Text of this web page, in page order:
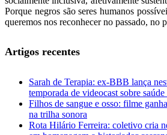
Porque negros são seres humanos
queremos nos reconhecer no passado, no
Artigos recentes
Sarah de Terapia: ex-BBB lança
temporada de videocast sobre saúde
Filhos de sangue e osso: filme
na trilha sonora
Rota Hilário Ferreira: coletivo cria